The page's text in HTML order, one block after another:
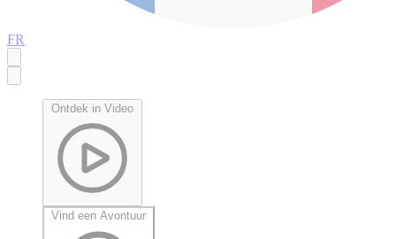
FR
Ontdek in Video
Vind een Avontuur